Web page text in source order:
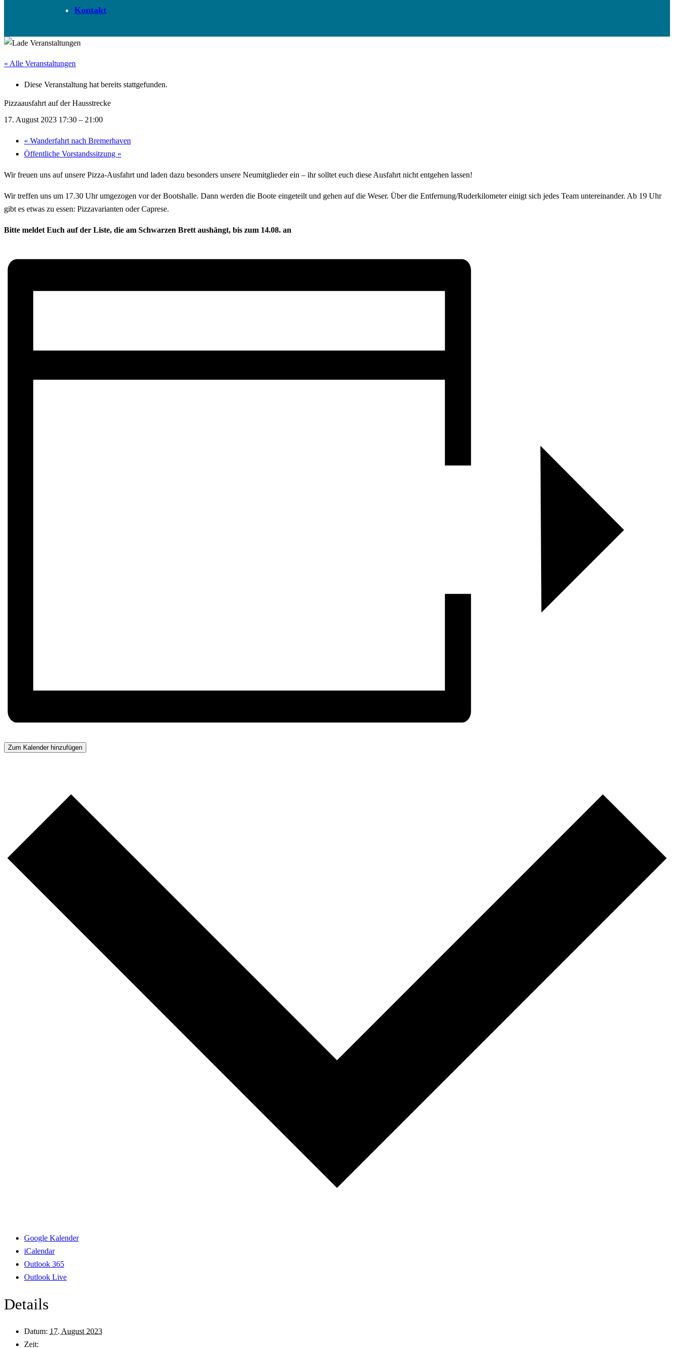
Kontakt
« Alle Veranstaltungen
Diese Veranstaltung hat bereits stattgefunden.
Pizzaausfahrt auf der Hausstrecke
17. August 2023 17:30 – 21:00
« Wanderfahrt nach Bremerhaven
Öffentliche Vorstandssitzung »
Wir freuen uns auf unsere Pizza-Ausfahrt und laden dazu besonders unsere Neumitglieder ein – ihr solltet euch diese Ausfahrt nicht entgehen lassen!
Wir treffen uns um 17.30 Uhr umgezogen vor der Bootshalle. Dann werden die Boote eingeteilt und gehen auf die Weser. Über die Entfernung/Ruderkilometer einigt sich jedes Team untereinander. Ab 19 Uhr
gibt es etwas zu essen: Pizzavarianten oder Caprese.
Bitte meldet Euch auf der Liste, die am Schwarzen Brett aushängt, bis zum 14.08. an
Zum Kalender hinzufügen
Google Kalender
iCalendar
Outlook 365
Outlook Live
Details
Datum: 17. August 2023
Zeit: